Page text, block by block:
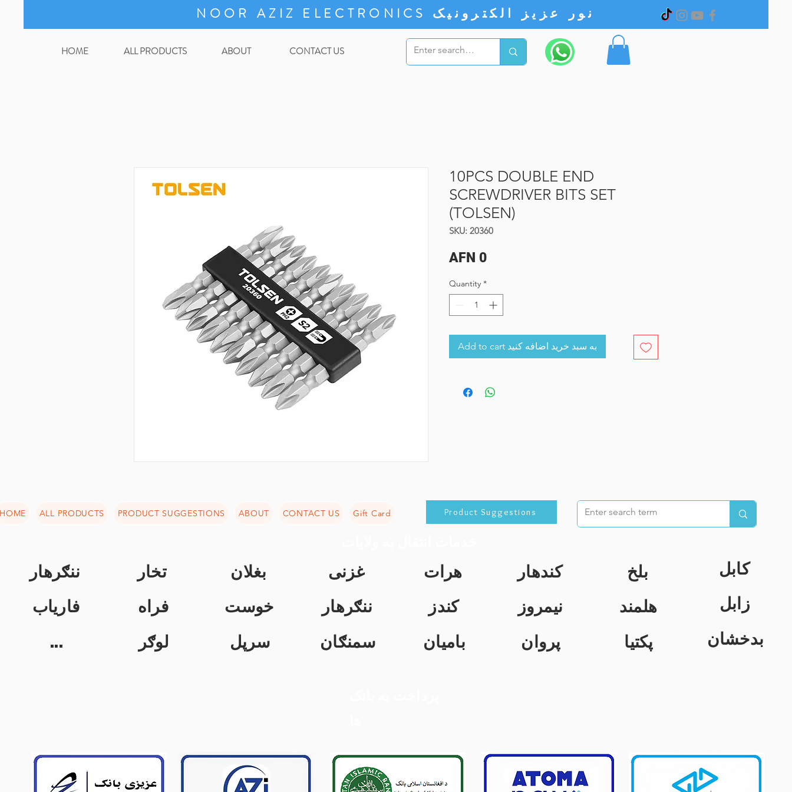
HOME ALL PRODUCTS ABOUT CONTACT US
NOOR AZIZ ELECTRONICS
10PCS DOUBLE END
SCREWDRIVER BITS SET
(TOLSEN)
SKU: 20360
AFN 0Price
Quantity *
Add to cart به سبد خرید اضافه کنید
HOME ALL PRODUCTS PRODUCT SUGGESTIONS ABOUT CONTACT US Gift Card Product Suggestions
ننګرهار تخار بغلان غزنی هرات کندهار بلخ
کابل
فاریاب
فراه خوست ننګرهار کندز نیمروز هلمند
زابل
...
لوګر سرپل سمنګان بامیان پروان پکتیا بدخشان